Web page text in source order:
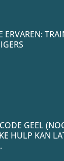
ERVAREN:
GEEL
HULP KAN